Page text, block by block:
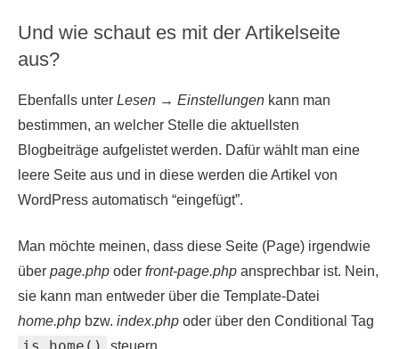
Und wie schaut es mit der Artikelseite
aus?
Ebenfalls unter Lesen → Einstellungen kann man
bestimmen, an welcher Stelle die aktuellsten
Blogbeiträge aufgelistet werden. Dafür wählt man eine
leere Seite aus und in diese werden die Artikel von
WordPress automatisch “eingefügt”.
Man möchte meinen, dass diese Seite (Page) irgendwie
über page.php oder front-page.php ansprechbar ist. Nein,
sie kann man entweder über die Template-Datei
home.php bzw. index.php oder über den Conditional Tag
steuern.